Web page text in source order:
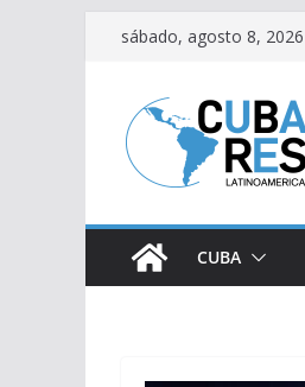
Saltar
contenido
sábado, agosto 8, 2026
CUBA